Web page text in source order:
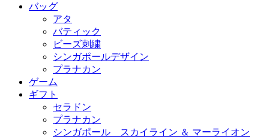
バッグ
アタ
バティック
ビーズ刺繍
シンガポールデザイン
プラナカン
ゲーム
ギフト
セラドン
プラナカン
シンガポール スカイライン ＆ マーライオン